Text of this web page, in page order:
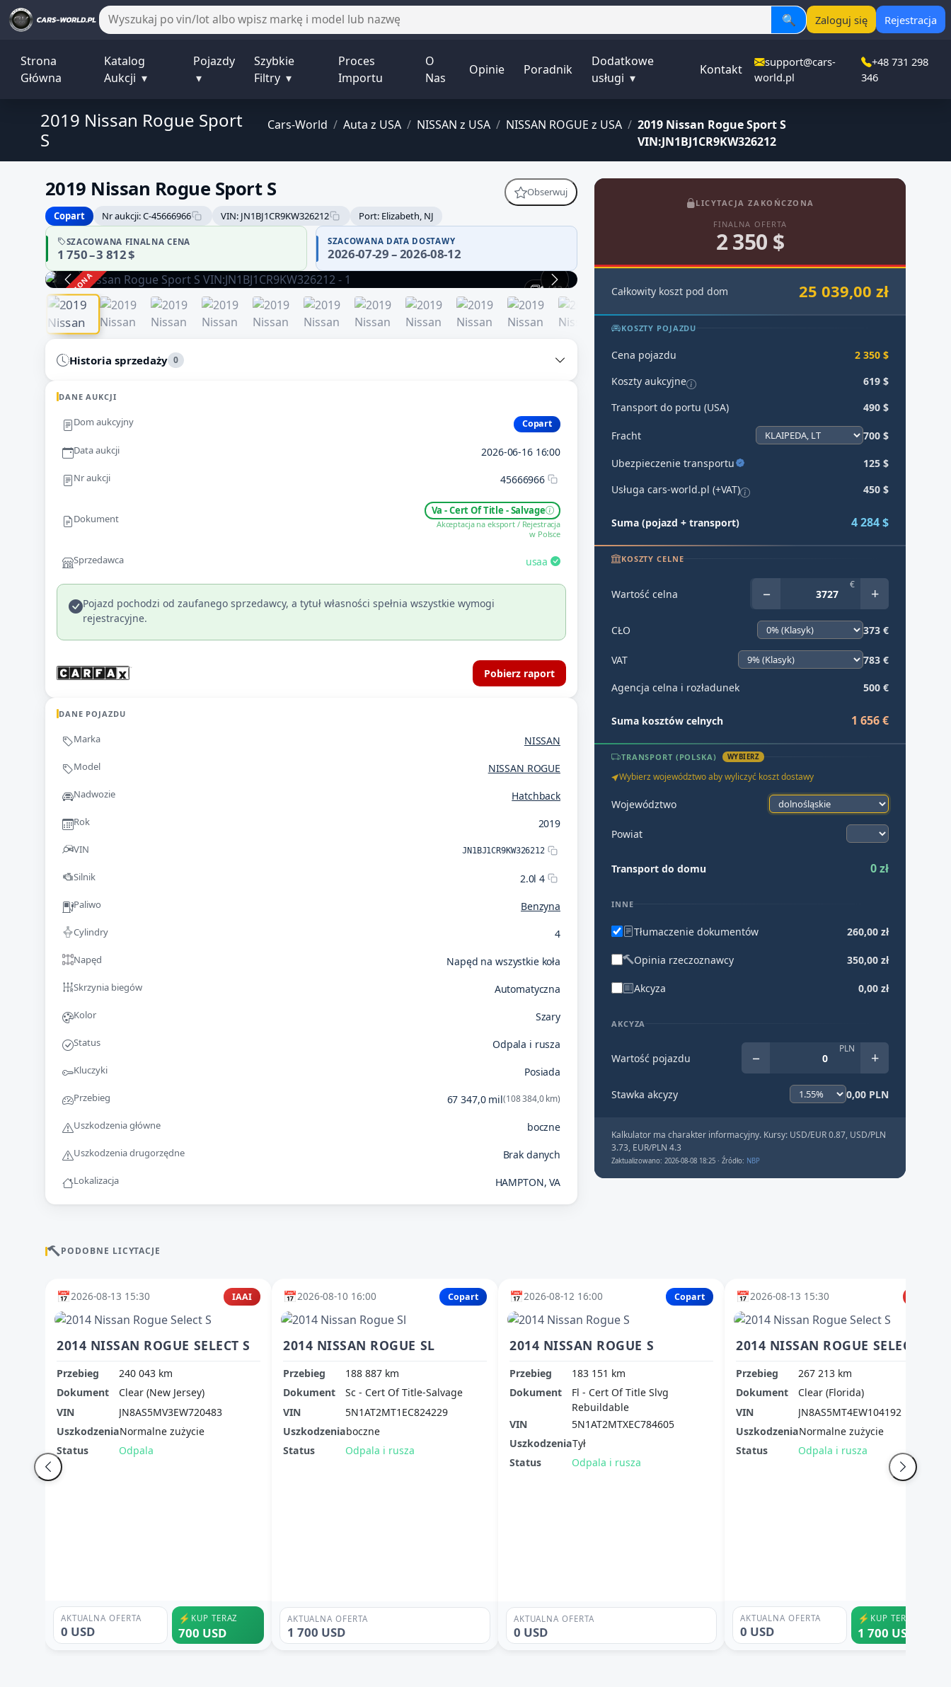
🔍 Zaloguj się Rejestracja
Strona
Główna
Katalog
Aukcji ▾
Pojazdy
▾
Szybkie
Filtry ▾
Proces
Importu
O
Nas
Opinie Poradnik
Dodatkowe
usługi ▾
Kontakt
support@cars-
world.pl
+48 731 298
346
Cars-World / Auta z USA / NISSAN z USA / NISSAN ROGUE z USA / 2019 Nissan Rogue Sport S
VIN:JN1BJ1CR9KW326212
2019 Nissan Rogue Sport
S
2019 Nissan Rogue Sport S
Obserwuj
Copart
Nr aukcji: C-45666966 VIN: JN1BJ1CR9KW326212 Port: Elizabeth, NJ
SZACOWANA FINALNA CENA
1 750 – 3 812 $
SZACOWANA DATA DOSTAWY
2026-07-29 – 2026-08-12
ZAKOŃCZONA 1 / 13
Historia sprzedaży 0
DANE AUKCJI
Dom aukcyjny Copart
Data aukcji 2026-06-16 16:00
Nr aukcji 45666966
Dokument
Va - Cert Of Title - Salvage
Akceptacja na eksport / Rejestracja
w Polsce
Sprzedawca usaa
Pojazd pochodzi od zaufanego sprzedawcy, a tytuł własności spełnia wszystkie wymogi
rejestracyjne.
Pobierz raport
DANE POJAZDU
Marka NISSAN
Model NISSAN ROGUE
Nadwozie Hatchback
Rok 2019
VIN JN1BJ1CR9KW326212
Silnik 2.0l 4
Paliwo Benzyna
Cylindry 4
Napęd Napęd na wszystkie koła
Skrzynia biegów Automatyczna
Kolor Szary
Status Odpala i rusza
Kluczyki Posiada
Przebieg 67 347,0 mil(108 384,0 km)
Uszkodzenia główne boczne
Uszkodzenia drugorzędne Brak danych
Lokalizacja HAMPTON, VA
LICYTACJA ZAKOŃCZONA
FINALNA OFERTA
2 350 $
Całkowity koszt pod dom 25 039,00 zł
KOSZTY POJAZDU
Cena pojazdu
2 350 $
Koszty aukcyjne
619 $
Transport do portu (USA)
490 $
Fracht 700 $
Ubezpieczenie transportu
125 $
Usługa cars-world.pl (+VAT)
450 $
Suma (pojazd + transport) 4 284 $
KOSZTY CELNE
Wartość celna − € +
CŁO 373 €
VAT 783 €
Agencja celna i rozładunek 500 €
Suma kosztów celnych 1 656 €
TRANSPORT (POLSKA) WYBIERZ
Wybierz województwo aby wyliczyć koszt dostawy
Województwo
Powiat
Transport do domu 0 zł
INNE
Tłumaczenie dokumentów 260,00 zł
Opinia rzeczoznawcy 350,00 zł
Akcyza 0,00 zł
AKCYZA
Wartość pojazdu − PLN +
Stawka akcyzy 0,00 PLN
Kalkulator ma charakter informacyjny. Kursy: USD/EUR 0.87, USD/PLN
3.73, EUR/PLN 4.3
Zaktualizowano: 2026-08-08 18:25 · Źródło: NBP
PODOBNE LICYTACJE
📅2026-08-13 15:30 IAAI
2014 NISSAN ROGUE SELECT S
Przebieg
240 043 km
Dokument
Clear (New Jersey)
VIN
JN8AS5MV3EW720483
UszkodzeniaNormalne zużycie
Status
Odpala
AKTUALNA OFERTA
0 USD
⚡ KUP TERAZ
700 USD
📅2026-08-10 16:00 Copart
2014 NISSAN ROGUE SL
Przebieg
188 887 km
Dokument
Sc - Cert Of Title-Salvage
VIN
5N1AT2MT1EC824229
Uszkodzeniaboczne
Status
Odpala i rusza
AKTUALNA OFERTA
1 700 USD
📅2026-08-12 16:00 Copart
2014 NISSAN ROGUE S
Przebieg
183 151 km
Dokument
Fl - Cert Of Title Slvg
Rebuildable
VIN
5N1AT2MTXEC784605
UszkodzeniaTył
Status
Odpala i rusza
AKTUALNA OFERTA
0 USD
📅2026-08-13 15:30
2014 NISSAN ROGUE SELECT S
Przebieg
267 213 km
Dokument
Clear (Florida)
VIN
JN8AS5MT4EW104192
UszkodzeniaNormalne zużycie
Status
Odpala i rusza
AKTUALNA OFERTA
0 USD
⚡ KUP TERAZ
1 700 USD